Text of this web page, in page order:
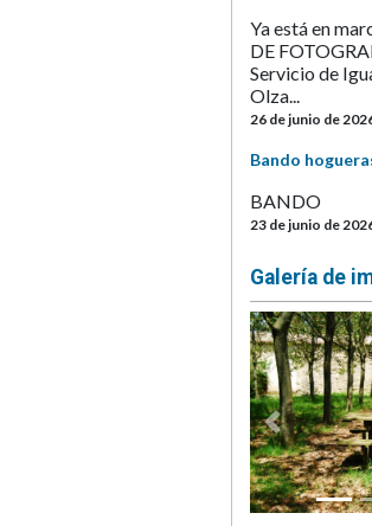
Ya está en
DE
Servicio de
Olza...
26 de junio de
Bando
BANDO
23 de junio de
Galería de
Anterior